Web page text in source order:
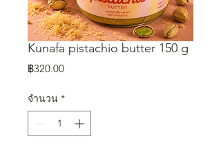
Kunafa pistachio butter 150 g
฿320.00ราคา
จำนวน *